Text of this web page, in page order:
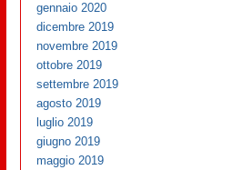
gennaio 2020
dicembre 2019
novembre 2019
ottobre 2019
settembre 2019
agosto 2019
luglio 2019
giugno 2019
maggio 2019